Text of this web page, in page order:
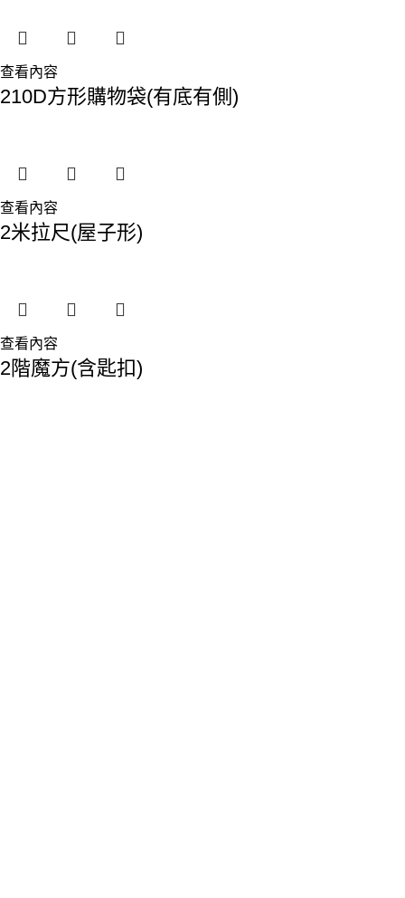
查看內容
210D方形購物袋(有底有側)
查看內容
2米拉尺(屋子形)
查看內容
2階魔方(含匙扣)